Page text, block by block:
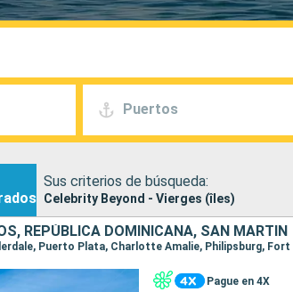
Puertos
Sus criterios de búsqueda:
Celebrity Beyond - Vierges (îles)
REPÚBLICA DOMINICANA, SAN MARTÍN
Puerto Plata, Charlotte Amalie, Philipsburg, Fort
Pague en 4X